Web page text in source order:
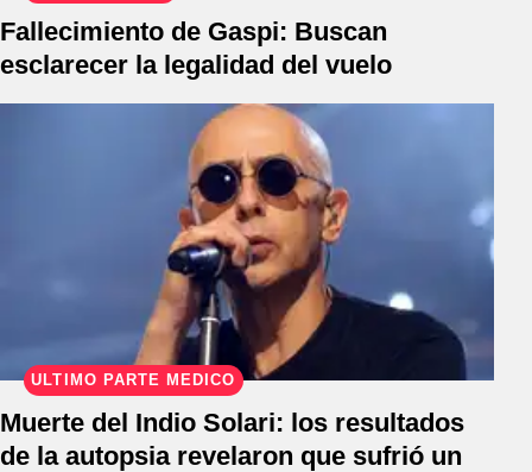
Fallecimiento de Gaspi: Buscan
esclarecer la legalidad del vuelo
ÚLTIMO PARTE MÉDICO
Muerte del Indio Solari: los resultados
de la autopsia revelaron que sufrió un